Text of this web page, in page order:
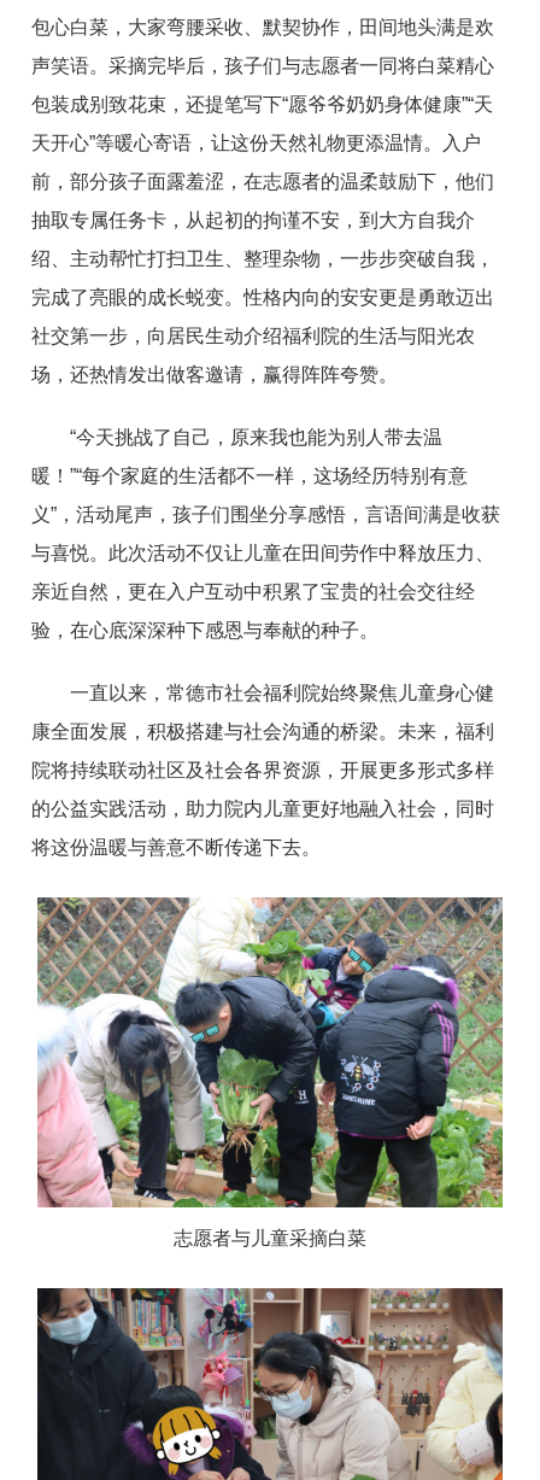
包心白菜，大家弯腰采收、默契协作，田间地头满是欢
声笑语。采摘完毕后，孩子们与志愿者一同将白菜精心
包装成别致花束，还提笔写下“愿爷爷奶奶身体健康”“天
天开心”等暖心寄语，让这份天然礼物更添温情。入户
前，部分孩子面露羞涩，在志愿者的温柔鼓励下，他们
抽取专属任务卡，从起初的拘谨不安，到大方自我介
绍、主动帮忙打扫卫生、整理杂物，一步步突破自我，
完成了亮眼的成长蜕变。性格内向的安安更是勇敢迈出
社交第一步，向居民生动介绍福利院的生活与阳光农
场，还热情发出做客邀请，赢得阵阵夸赞。
“今天挑战了自己，原来我也能为别人带去温
暖！”“每个家庭的生活都不一样，这场经历特别有意
义”，活动尾声，孩子们围坐分享感悟，言语间满是收获
与喜悦。此次活动不仅让儿童在田间劳作中释放压力、
亲近自然，更在入户互动中积累了宝贵的社会交往经
验，在心底深深种下感恩与奉献的种子。
一直以来，常德市社会福利院始终聚焦儿童身心健
康全面发展，积极搭建与社会沟通的桥梁。未来，福利
院将持续联动社区及社会各界资源，开展更多形式多样
的公益实践活动，助力院内儿童更好地融入社会，同时
将这份温暖与善意不断传递下去。
志愿者与儿童采摘白菜